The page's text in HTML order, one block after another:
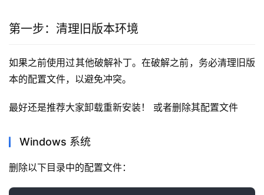
第一步：清理旧版本环境
如果之前使用过其他破解补丁。在破解之前，务必清理旧版
本的配置文件，以避免冲突。
最好还是推荐大家卸载重新安装！ 或者删除其配置文件
Windows 系统
删除以下目录中的配置文件：